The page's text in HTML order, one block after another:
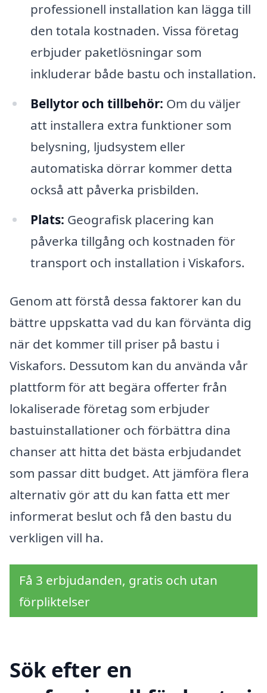
professionell installation kan lägga till
den totala kostnaden. Vissa företag
erbjuder paketlösningar som
inkluderar både bastu och installation.
Bellytor och tillbehör: Om du väljer
att installera extra funktioner som
belysning, ljudsystem eller
automatiska dörrar kommer detta
också att påverka prisbilden.
Plats: Geografisk placering kan
påverka tillgång och kostnaden för
transport och installation i Viskafors.
Genom att förstå dessa faktorer kan du
bättre uppskatta vad du kan förvänta dig
när det kommer till priser på bastu i
Viskafors. Dessutom kan du använda vår
plattform för att begära offerter från
lokaliserade företag som erbjuder
bastuinstallationer och förbättra dina
chanser att hitta det bästa erbjudandet
som passar ditt budget. Att jämföra flera
alternativ gör att du kan fatta ett mer
informerat beslut och få den bastu du
verkligen vill ha.
Få 3 erbjudanden, gratis och utan
förpliktelser
Sök efter en